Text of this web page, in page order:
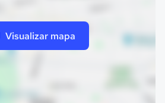
Visualizar mapa